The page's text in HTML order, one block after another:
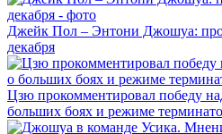
Джейк Пол – Энтони Джошуа:
декабря
Цзю прокомментировал победу
больших боях и режиме